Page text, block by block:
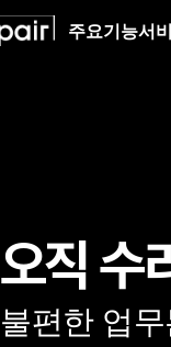
주요기능서
오직 수
불편한 업